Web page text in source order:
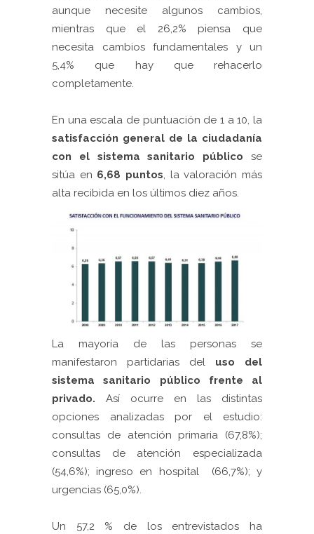
aunque necesite algunos cambios,
mientras que el 26,2% piensa que
necesita cambios fundamentales y un
5,4% que hay que rehacerlo
completamente.
En una escala de puntuación de 1 a 10, la
satisfacción general de la ciudadanía
con el sistema sanitario público se
sitúa en 6,68 puntos, la valoración más
alta recibida en los últimos diez años.
La mayoría de las personas se
manifestaron partidarias del uso del
sistema sanitario público frente al
privado. Así ocurre en las distintas
opciones analizadas por el estudio:
consultas de atención primaria (67,8%);
consultas de atención especializada
(54,6%); ingreso en hospital (66,7%); y
urgencias (65,0%).
Un 57,2 % de los entrevistados ha